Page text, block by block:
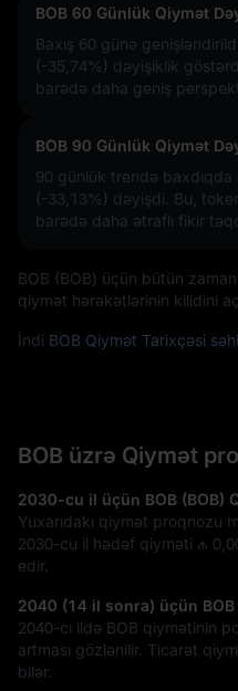
BOB 60 Günlük Qiymət
Baxış 60 günə
(-35,74%) dəyişiklik
barədə daha geniş
BOB 90 Günlük Qiymət
90 günlük trendə baxdıqda
(-33,13%) dəyişdi. Bu,
barədə daha ətraflı fikir
BOB (BOB) üçün bütün
qiymət hərəkətlərinin kilidini
İndi BOB Qiymət Tarixçəsi
BOB üzrə Qiymət
2030-cu il üçün BOB (BOB)
Yuxarıdakı qiymət proqnozu
2030-cu il hədəf qiyməti ₼
edir.
2040 (14 il sonra) üçün
2040-cı ildə BOB qiymətinin
artması gözlənilir. Ticarət
bilər.